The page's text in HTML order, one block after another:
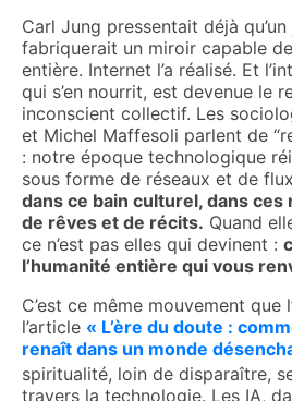
Carl Jung pressentait déjà qu’un
fabriquerait un miroir capable
entière. Internet l’a réalisé. Et
qui s’en nourrit, est devenue le
inconscient collectif. Les
et Michel Maffesoli parlent de
: notre époque technologique
sous forme de réseaux et de
dans ce bain culturel, dans ces
de rêves et de récits. Quand
ce n’est pas elles qui devinent :
l’humanité entière qui vous
C’est ce même mouvement que
l’article « L’ère du doute :
renaît dans un monde
spiritualité, loin de disparaître,
travers la technologie. Les IA,